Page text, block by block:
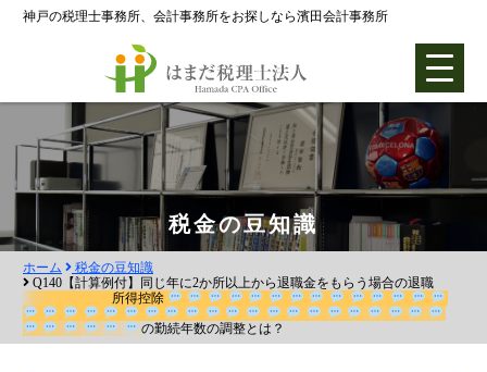
神戸の税理士事務所、会計事務所をお探しなら濱田会計事務所
ホーム
各種支援業務
会社設立支援
税金の豆知識
ホーム
税金の豆知識
Q140【計算例付】同じ年に2か所以上から退職金をもらう場合の退職
所得控除
の勤続年数の調整とは？